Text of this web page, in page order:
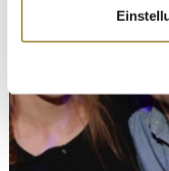
Informationen
erfassen, welche
bestimmten
Erfahren Sie mehr
verarbeitet werden,